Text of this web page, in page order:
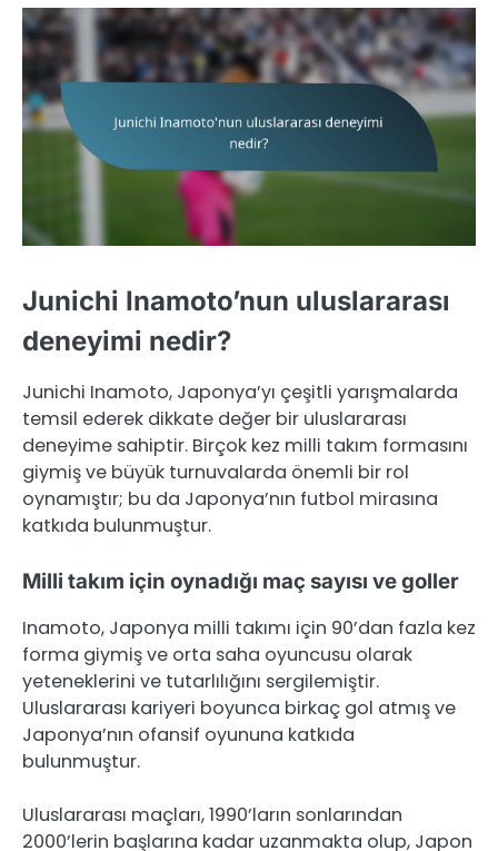
Junichi Inamoto’nun uluslararası
deneyimi nedir?
Junichi Inamoto, Japonya’yı çeşitli yarışmalarda
temsil ederek dikkate değer bir uluslararası
deneyime sahiptir. Birçok kez milli takım formasını
giymiş ve büyük turnuvalarda önemli bir rol
oynamıştır; bu da Japonya’nın futbol mirasına
katkıda bulunmuştur.
Milli takım için oynadığı maç sayısı ve goller
Inamoto, Japonya milli takımı için 90’dan fazla kez
forma giymiş ve orta saha oyuncusu olarak
yeteneklerini ve tutarlılığını sergilemiştir.
Uluslararası kariyeri boyunca birkaç gol atmış ve
Japonya’nın ofansif oyununa katkıda
bulunmuştur.
Uluslararası maçları, 1990’ların sonlarından
2000’lerin başlarına kadar uzanmakta olup, Japon